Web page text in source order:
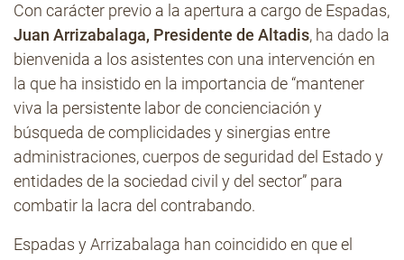
Con carácter previo a la apertura a cargo de Espadas,
Juan Arrizabalaga, Presidente de Altadis, ha dado la
bienvenida a los asistentes con una intervención en
la que ha insistido en la importancia de “mantener
viva la persistente labor de concienciación y
búsqueda de complicidades y sinergias entre
administraciones, cuerpos de seguridad del Estado y
entidades de la sociedad civil y del sector” para
combatir la lacra del contrabando.
Espadas y Arrizabalaga han coincidido en que el